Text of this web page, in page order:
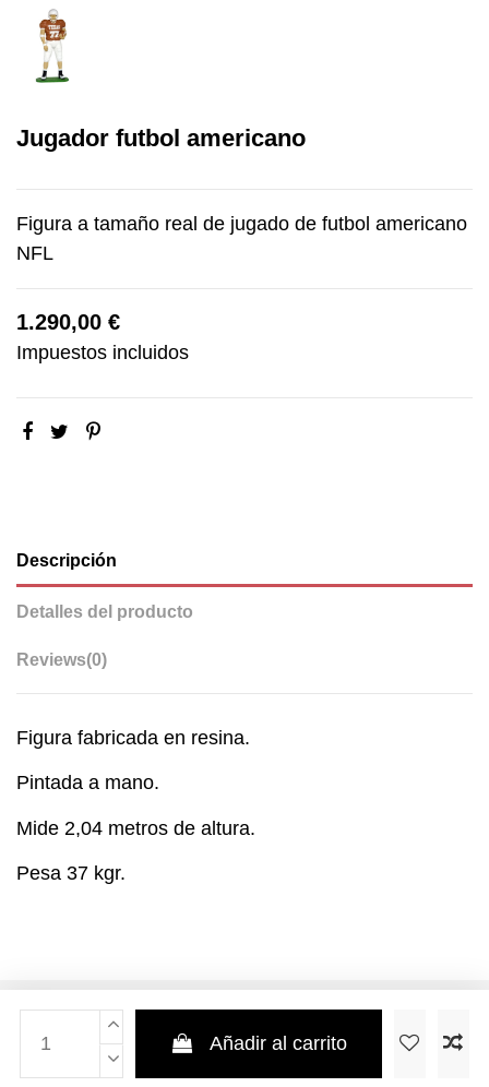
Jugador futbol americano
Figura a tamaño real de jugado de futbol americano
NFL
1.290,00 €
Impuestos incluidos
Añadir al carrito
Descripción
Detalles del producto
Reviews(0)
Figura fabricada en resina.
Pintada a mano.
Mide 2,04 metros de altura.
Pesa 37 kgr.